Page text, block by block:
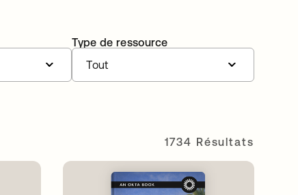
Type de ressource
Tout
1734 Résultats